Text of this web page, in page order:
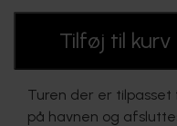
drejer sig jo om hyggen!
Køreplan 2026:
Lørdag d. 5. september
Lørdag d. 19. september
Tilføj til kurv
Turen der er
på havnen og